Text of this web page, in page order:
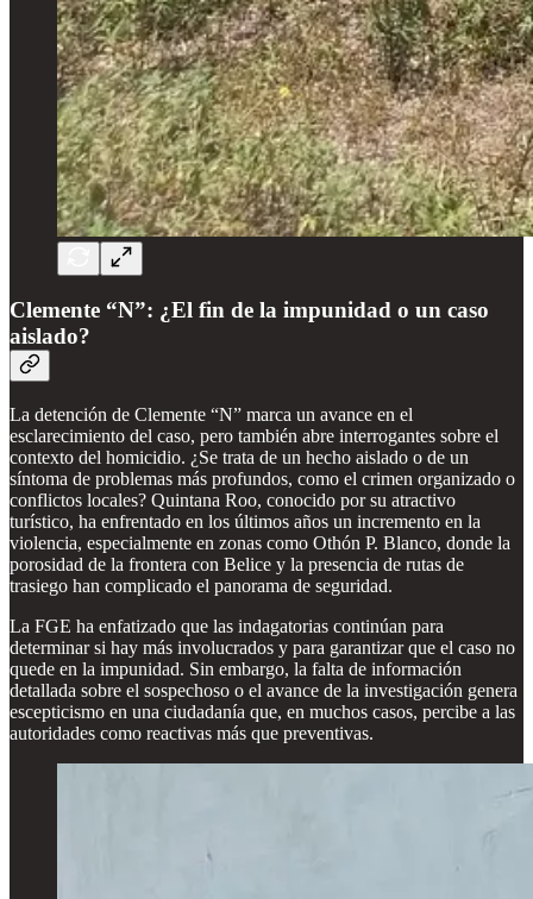
Clemente “N”: ¿El fin de la impunidad o un caso
aislado?
La detención de Clemente “N” marca un avance en el
esclarecimiento del caso, pero también abre interrogantes sobre el
contexto del homicidio. ¿Se trata de un hecho aislado o de un
síntoma de problemas más profundos, como el crimen organizado o
conflictos locales? Quintana Roo, conocido por su atractivo
turístico, ha enfrentado en los últimos años un incremento en la
violencia, especialmente en zonas como Othón P. Blanco, donde la
porosidad de la frontera con Belice y la presencia de rutas de
trasiego han complicado el panorama de seguridad.
La FGE ha enfatizado que las indagatorias continúan para
determinar si hay más involucrados y para garantizar que el caso no
quede en la impunidad. Sin embargo, la falta de información
detallada sobre el sospechoso o el avance de la investigación genera
escepticismo en una ciudadanía que, en muchos casos, percibe a las
autoridades como reactivas más que preventivas.